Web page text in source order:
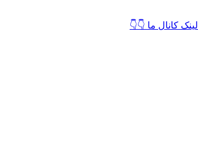
لیلا درزی 💢مشاور مالی بیمه پاسارگاد 💢 💢دارای کد رسمی بیمه مرکزی💢 کد نمایندگی 103239 تاریخ افتتاح کانال 1401/12/11 آیدی کانال 👇👇 @leila_darzi لینک کانال ما 👇👇